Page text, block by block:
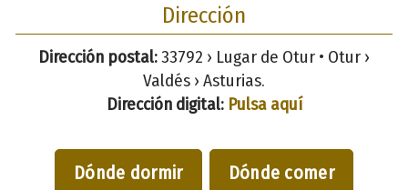
Dirección
Dirección postal:33792 › Lugar de Otur • Otur ›
Valdés › Asturias.
Dirección digital: Pulsa aquí
Dónde dormir Dónde comer